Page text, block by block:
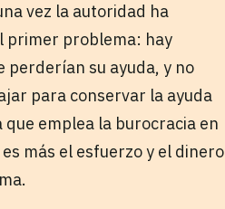
vez la autoridad ha
primer problema: hay
su ayuda, y no
para conservar la ayuda
emplea la burocracia en
más el esfuerzo y el dinero